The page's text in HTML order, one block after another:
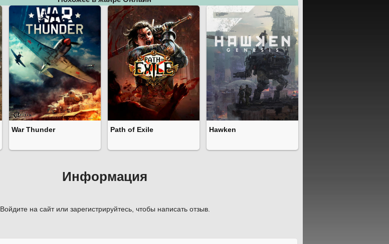
War Thunder Path of Exile Hawken
Информация
Войдите на сайт или зарегистрируйтесь, чтобы написать отзыв.